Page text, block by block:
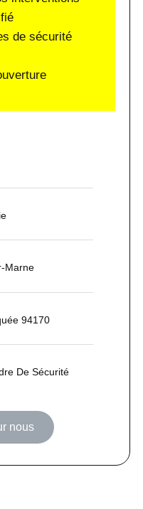
de sécurité
Marne
94170
De Sécurité
nous